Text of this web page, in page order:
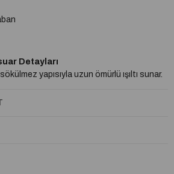
Detayları
yapısıyla uzun ömürlü ışıltı sunar.
alır, kişiye özel konfor sağlar.